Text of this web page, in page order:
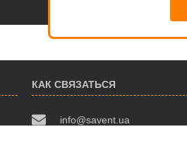
КАК СВЯЗАТЬСЯ
info@savent.ua